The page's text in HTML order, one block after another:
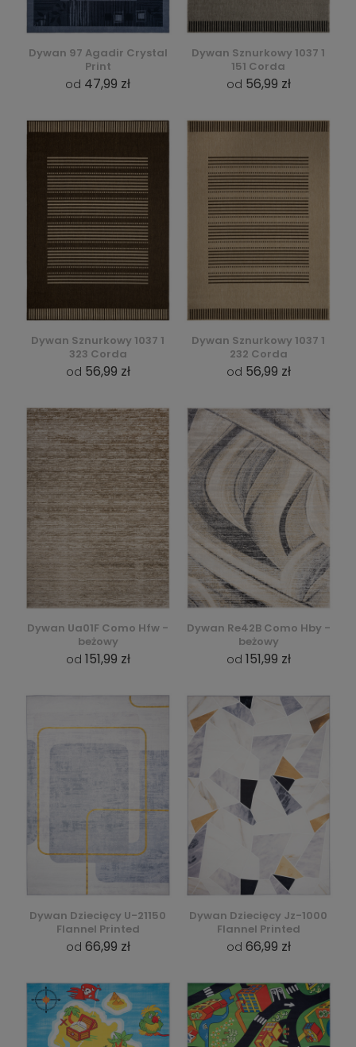
Dywan 97 Agadir Crystal
Print
od 47,99 zł
Dywan Sznurkowy 1037 1
151 Corda
od 56,99 zł
Dywan Sznurkowy 1037 1
323 Corda
od 56,99 zł
Dywan Sznurkowy 1037 1
232 Corda
od 56,99 zł
Dywan Ua01F Como Hfw -
beżowy
od 151,99 zł
Dywan Re42B Como Hby -
beżowy
od 151,99 zł
Dywan Dziecięcy U-21150
Flannel Printed
od 66,99 zł
Dywan Dziecięcy Jz-1000
Flannel Printed
od 66,99 zł